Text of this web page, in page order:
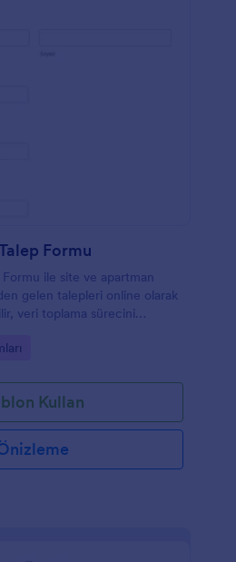
Formu
ile site ve apartman
gelen talepleri online olarak
veri toplama sürecini
Kullan